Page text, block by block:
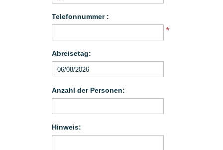
Telefonnummer :
*
Abreisetag:
Anzahl der Personen:
Hinweis: